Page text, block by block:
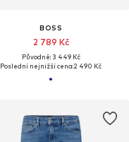
BOSS
2 789 Kč
Původně: 3 449 Kč
Poslední nejnižší cena:2 490 Kč